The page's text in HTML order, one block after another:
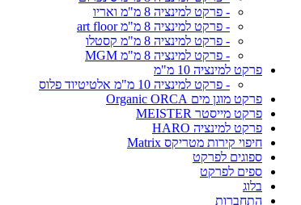
- פרקט למינציה 8 מ"מ ואריו
- פרקט למינציה 8 מ"מ art floor
- פרקט למינציה 8 מ"מ קסטלו
- פרקט למינציה 8 מ"מ MGM
פרקט למינציה 10 מ"מ
- פרקט למינציה 10 מ"מ אלטיטיוד פלוס
פרקט מוגן מים Organic ORCA
פרקט מייסטר MEISTER
פרקט למינציה HARO
חיפוי קירות מטריקס Matrix
ספוגים לפרקט
ספים לפרקט
בלוג
התחברות